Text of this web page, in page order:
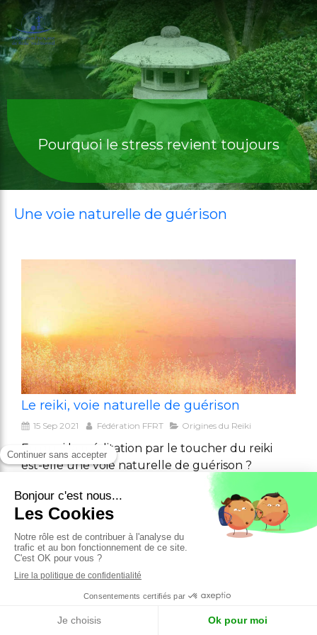
Pourquoi le stress revient toujours
Une voie naturelle de guérison
Le reiki, voie naturelle de guérison
15 Sep 2021 Fédération FFRT Origines du Reiki
En quoi la méditation par le toucher du reiki
est-elle une voie naturelle de guérison ?
Découvrez le secret de cette méthode d'Orient
Lire l'article
Une voie naturelle de guérison